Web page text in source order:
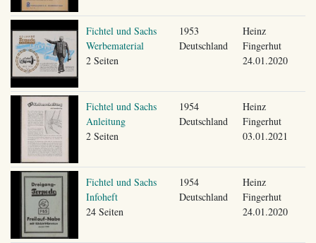
Fichtel und Sachs
Werbematerial
2 Seiten
1953
Deutschland
Heinz
Fingerhut
24.01.2020
Fichtel und Sachs
Anleitung
2 Seiten
1954
Deutschland
Heinz
Fingerhut
03.01.2021
Fichtel und Sachs
Infoheft
24 Seiten
1954
Deutschland
Heinz
Fingerhut
24.01.2020